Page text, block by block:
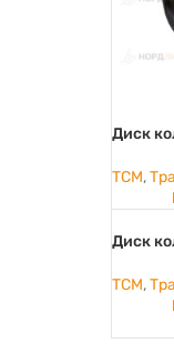
Диск
TCM,
Диск
TCM,